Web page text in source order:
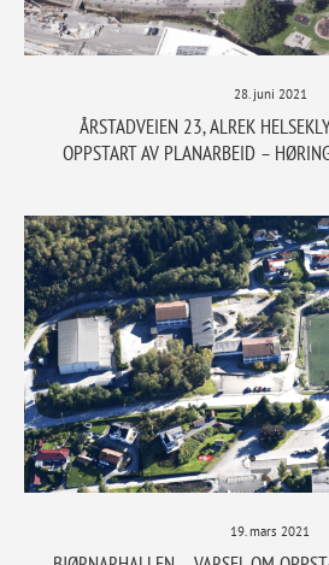
28. juni 2021
ÅRSTADVEIEN 23, ALREK
OPPSTART AV PLANARBEID –
19. mars 2021